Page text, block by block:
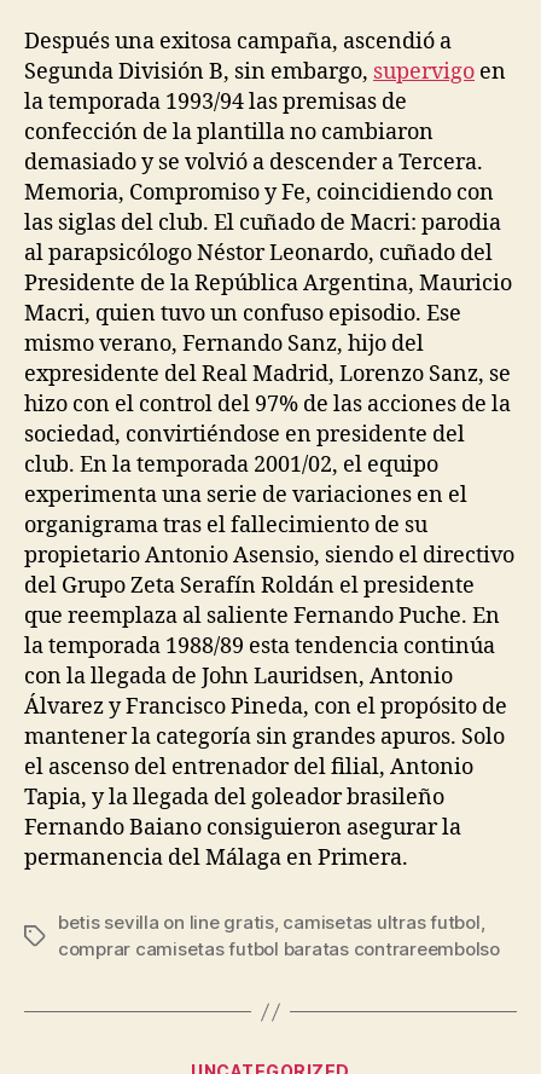
Después una exitosa campaña, ascendió a
Segunda División B, sin embargo, supervigo en
la temporada 1993/94 las premisas de
confección de la plantilla no cambiaron
demasiado y se volvió a descender a Tercera.
Memoria, Compromiso y Fe, coincidiendo con
las siglas del club. El cuñado de Macri: parodia
al parapsicólogo Néstor Leonardo, cuñado del
Presidente de la República Argentina, Mauricio
Macri, quien tuvo un confuso episodio. Ese
mismo verano, Fernando Sanz, hijo del
expresidente del Real Madrid, Lorenzo Sanz, se
hizo con el control del 97% de las acciones de la
sociedad, convirtiéndose en presidente del
club. En la temporada 2001/02, el equipo
experimenta una serie de variaciones en el
organigrama tras el fallecimiento de su
propietario Antonio Asensio, siendo el directivo
del Grupo Zeta Serafín Roldán el presidente
que reemplaza al saliente Fernando Puche. En
la temporada 1988/89 esta tendencia continúa
con la llegada de John Lauridsen, Antonio
Álvarez y Francisco Pineda, con el propósito de
mantener la categoría sin grandes apuros. Solo
el ascenso del entrenador del filial, Antonio
Tapia, y la llegada del goleador brasileño
Fernando Baiano consiguieron asegurar la
permanencia del Málaga en Primera.
Etiquetas
betis sevilla on line gratis, camisetas ultras futbol,
comprar camisetas futbol baratas contrareembolso
Categorías